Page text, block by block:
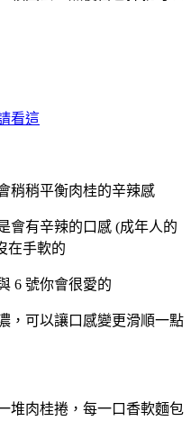
看這
稍稍平衡肉桂的辛辣感
會有辛辣的口感 (成年人的
在手軟的
6 號你會很愛的
，可以讓口感變更滑順一點
堆肉桂捲，每一口香軟麵包